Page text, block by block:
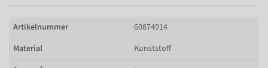
Artikelnummer
60874914
Material
Kunststoff